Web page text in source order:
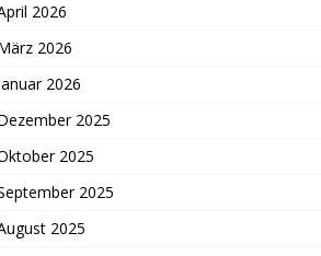
2026
2026
2026
2025
2025
2025
2025